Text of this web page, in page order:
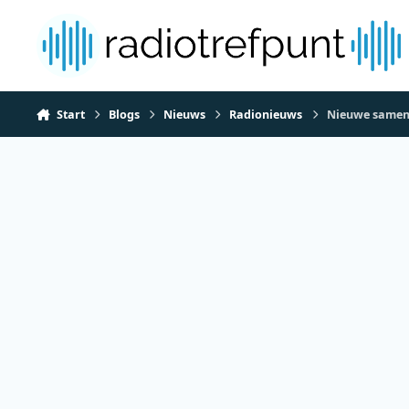
Start Blogs Nieuws Radionieuws Nieuwe